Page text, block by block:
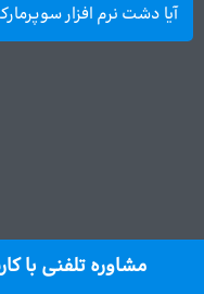
آیا دشت نرم افزار
مشاوره تلفنی با